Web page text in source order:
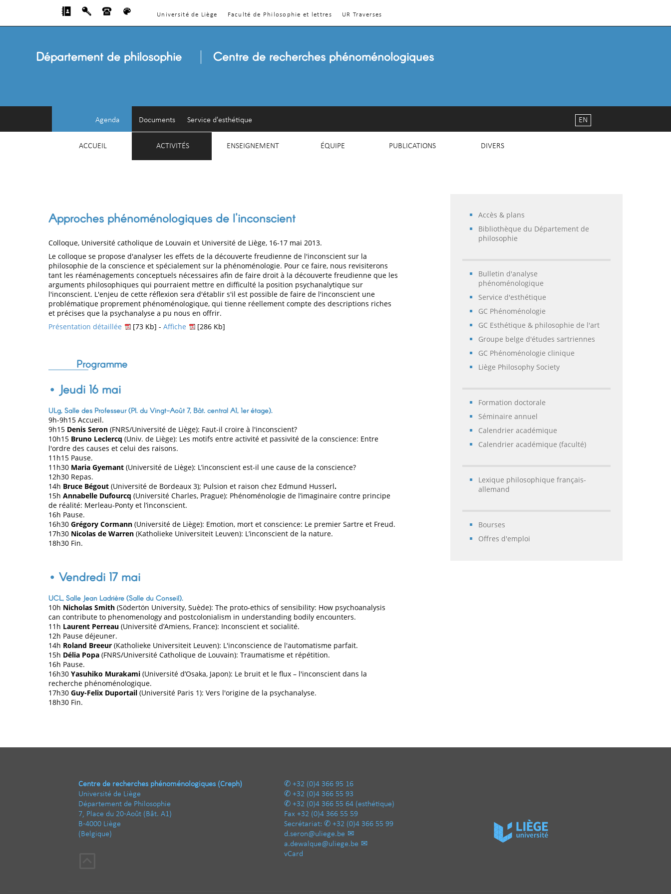
Université de Liège Faculté de Philosophie et lettres UR Traverses
Département de philosophie Centre de recherches phénoménologiques
Agenda Documents Service d'esthétique
ACCUEIL ACTIVITÉS ENSEIGNEMENT ÉQUIPE PUBLICATIONS DIVERS
EN
Accès & plans
Bibliothèque du Département de
philosophie
Bulletin d'analyse
phénoménologique
Service d'esthétique
GC Phénoménologie
GC Esthétique & philosophie de l'art
Groupe belge d'études sartriennes
GC Phénoménologie clinique
Liège Philosophy Society
Formation doctorale
Séminaire annuel
Calendrier académique
Calendrier académique (faculté)
Lexique philosophique français-
allemand
Bourses
Offres d'emploi
Approches phénoménologiques de l'inconscient
Colloque, Université catholique de Louvain et Université de Liège, 16-17 mai 2013.
Le colloque se propose d'analyser les effets de la découverte freudienne de l'inconscient sur la
philosophie de la conscience et spécialement sur la phénoménologie. Pour ce faire, nous revisiterons
tant les réaménagements conceptuels nécessaires afin de faire droit à la découverte freudienne que les
arguments philosophiques qui pourraient mettre en difficulté la position psychanalytique sur
l'inconscient. L'enjeu de cette réflexion sera d'établir s'il est possible de faire de l'inconscient une
problématique proprement phénoménologique, qui tienne réellement compte des descriptions riches
et précises que la psychanalyse a pu nous en offrir.
Présentation détaillée
[73 Kb] - Affiche [286 Kb]
Programme
• Jeudi 16 mai
ULg, Salle des Professeur (Pl. du Vingt-Août 7, Bât. central A1, 1er étage).
9h-9h15 Accueil.
9h15 Denis Seron (FNRS/Université de Liège): Faut-il croire à l'inconscient?
10h15 Bruno Leclercq (Univ. de Liège): Les motifs entre activité et passivité de la conscience: Entre
l'ordre des causes et celui des raisons.
11h15 Pause.
11h30 Maria Gyemant (Université de Liège): L’inconscient est-il une cause de la conscience?
12h30 Repas.
14h Bruce Bégout (Université de Bordeaux 3); Pulsion et raison chez Edmund Husserl.
15h Annabelle Dufourcq (Université Charles, Prague): Phénoménologie de l’imaginaire contre principe
de réalité: Merleau-Ponty et l’inconscient.
16h Pause.
16h30 Grégory Cormann (Université de Liège): Emotion, mort et conscience: Le premier Sartre et Freud.
17h30 Nicolas de Warren (Katholieke Universiteit Leuven): L’inconscient de la nature.
18h30 Fin.
• Vendredi 17 mai
UCL, Salle Jean Ladrière (Salle du Conseil).
10h Nicholas Smith (Södertön University, Suède): The proto-ethics of sensibility: How psychoanalysis
can contribute to phenomenology and postcolonialism in understanding bodily encounters.
11h Laurent Perreau (Université d’Amiens, France): Inconscient et socialité.
12h Pause déjeuner.
14h Roland Breeur (Katholieke Universiteit Leuven): L'inconscience de l'automatisme parfait.
15h Délia Popa (FNRS/Université Catholique de Louvain): Traumatisme et répétition.
16h Pause.
16h30 Yasuhiko Murakami (Université d’Osaka, Japon): Le bruit et le flux – l'inconscient dans la
recherche phénoménologique.
17h30 Guy-Felix Duportail (Université Paris 1): Vers l'origine de la psychanalyse.
18h30 Fin.
Centre de recherches phénoménologiques (Creph)
Université de Liège
Département de Philosophie
7, Place du 20-Août (Bât. A1)
B-4000 Liège
(Belgique)
+32 (0)4 366 95 16
+32 (0)4 366 55 93
+32 (0)4 366 55 64 (esthétique)
Fax +32 (0)4 366 55 59
Secrétariat:
+32 (0)4 366 55 99
d.seron@uliege.be
a.dewalque@uliege.be
vCard